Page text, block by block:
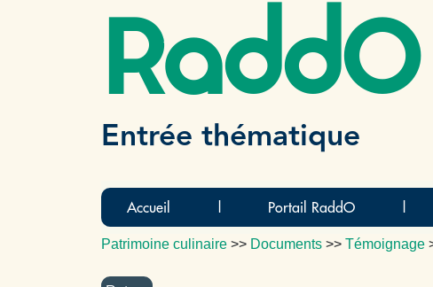
RaddO
Entrée thématique
Accueil Portail RaddO
Patrimoine culinaire >> Documents >> Témoignage